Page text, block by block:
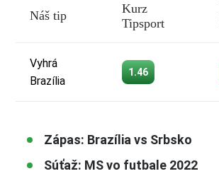
Náš tip
Kurz
Tipsport
Vyhrá
Brazília
1.46
Zápas: Brazília vs Srbsko
Súťaž: MS vo futbale 2022